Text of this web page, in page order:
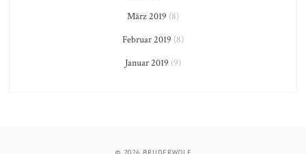
März 2019 (8)
Februar 2019 (8)
Januar 2019 (9)
© 2026 BRUDERWOLF